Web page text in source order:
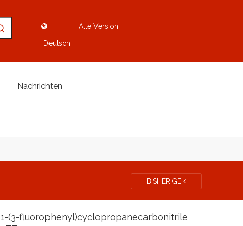
Deutsch
Alte Version
Nachrichten
BISHERIGE
1-(3-fluorophenyl)cyclopropanecarbonitrile